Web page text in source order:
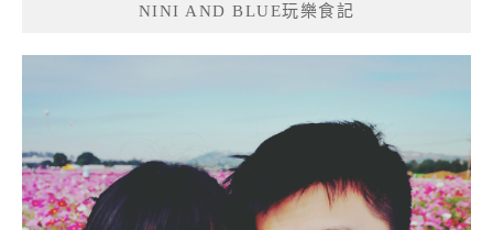
NINI AND BLUE玩樂食記